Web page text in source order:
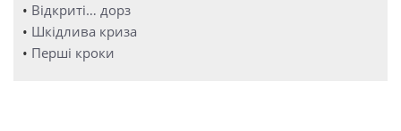
• Відкриті… дорз
• Шкідлива криза
• Перші кроки